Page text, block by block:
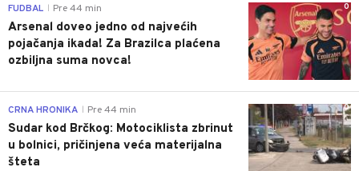
0
FUDBAL Pre 44 min
Arsenal doveo jedno od najvećih
pojačanja ikada! Za Brazilca plaćena
ozbiljna suma novca!
0
CRNA HRONIKA Pre 44 min
Sudar kod Brčkog: Motociklista zbrinut
u bolnici, pričinjena veća materijalna
šteta